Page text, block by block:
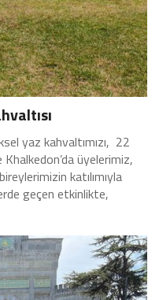
yaz kahvaltımızı, 22
üyelerimiz,
katılımıyla
geçen etkinlikte,